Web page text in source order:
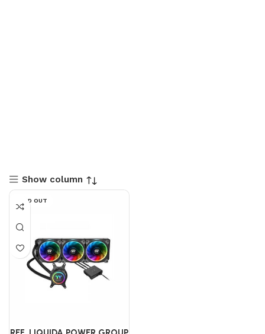
Show column
SOLD OUT